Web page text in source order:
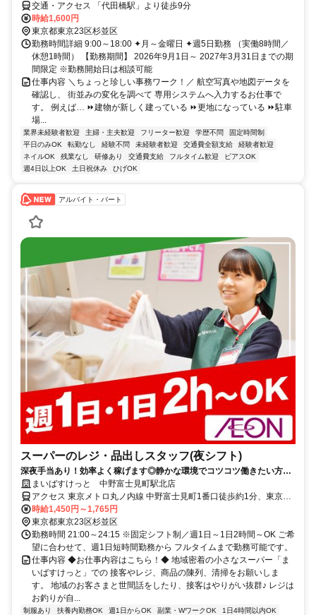
交通・アクセス 「代田橋駅」より徒歩9分
時給1,600円
東京都東京23区杉並区
勤務時間詳細 9:00～18:00 ✦月～金曜日 ✦週5日勤務 （実働8時間／
休憩1時間） 【勤務期間】 2026年9月1日～ 2027年3月31日までの期
間限定 ※勤務開始日は相談可能
仕事内容 ＼ちょっと珍しい事務ワーク！／ 航空写真や地図データを
確認し、 街並みの変化を調べて 専用システムへ入力するお仕事で
す。 例えば… ⏩建物が新しく建っている ⏩更地になっている ⏩駐車
場...
業界未経験者歓迎 主婦・主夫歓迎 フリーター歓迎 学歴不問
固定時間制
平日のみOK
転勤なし 経験不問 未経験者歓迎 交通費全額支給
経験者歓迎
ネイルOK
残業なし 研修あり 交通費支給 フルタイム歓迎
ピアスOK
週4日以上OK
土日祝休み ひげOK
アルバイト・パート
スーパーのレジ・品出しスタッフ(夜シフト)
深夜手当あり！効率よく稼げます◎静かな環境でコツコツ働きたい方に
オススメ！落ち着いている時間帯なので品出しやレジが中心で接客は少
なめです◎
まいばすけっと 中野富士見町駅北店
アクセス 東京メトロ丸ノ内線 中野富士見町1番口徒歩約1分、東京メ
トロ丸ノ内線 中野新橋出入口徒歩約10分、東京メトロ丸ノ内線 新中
野1番口徒歩約11分 ★週1日～OK ★日祝時給50円UP
時給1,450円～1,765円
東京都東京23区杉並区
勤務時間 21:00～24:15 ※固定シフト制／週1日～1日2時間～OK ご希
望に合わせて、週1日短時間勤務から フルタイムまで勤務可能です。
仕事内容 ◆お仕事内容はこちら！◆ 地域密着の小さなスーパー「ま
いばすけっと」での 接客やレジ、商品の陳列、清掃をお願いしま
す。 地域のお客さまと世間話をしたり、接客はやりがい抜群♪ レジは
お釣りが自...
制服あり 扶養内勤務OK 週1日からOK 副業・WワークOK
1日4時間以内OK